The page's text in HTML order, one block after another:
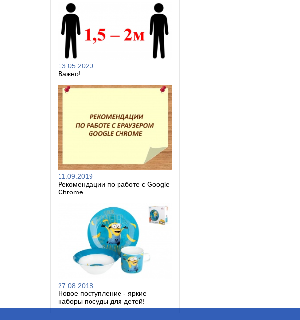
13.05.2020
Важно!
11.09.2019
Рекомендации по работе с Google
Chrome
27.08.2018
Новое поступление - яркие
наборы посуды для детей!